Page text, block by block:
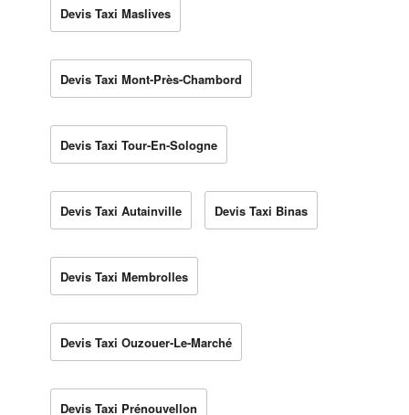
Devis Taxi Maslives
Devis Taxi Mont-Près-Chambord
Devis Taxi Tour-En-Sologne
Devis Taxi Autainville Devis Taxi Binas
Devis Taxi Membrolles
Devis Taxi Ouzouer-Le-Marché
Devis Taxi Prénouvellon